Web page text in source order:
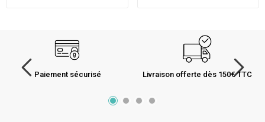
Paiement sécurisé Livraison offerte dès 150€ TTC